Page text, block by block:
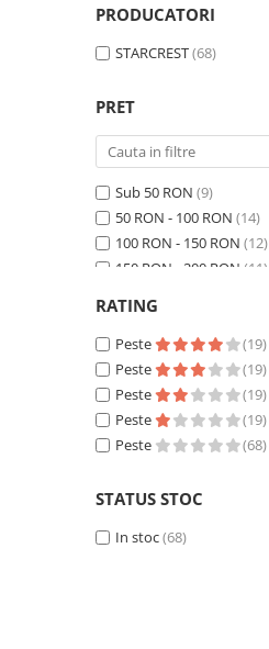
PRODUCATORI
STARCREST(68)
PRET
Sub 50 RON (9)
50 RON - 100 RON (14)
100 RON - 150 RON (12)
150 RON - 200 RON (11)
250 RON - 300 RON
300 RON - 400 RON(8)
400 RON - 500 RON(1)
500 RON - 750 RON(3)
Peste 1000 RON (2)
RATING
Peste
(19)
Peste
(19)
Peste
(19)
Peste
(19)
Peste
(68)
STATUS STOC
In stoc(68)